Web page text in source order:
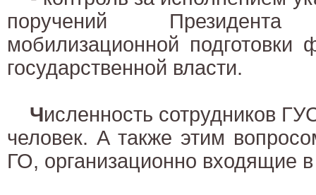
поручений
мобилизационной подготовки
государственной власти.
Численность сотрудников
человек. А также этим
ГО, организационно входящие